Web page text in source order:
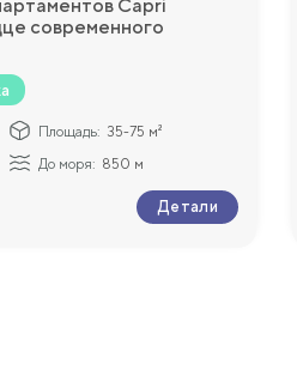
Capri
современного
Площадь: 35-75 м²
До моря: 850 м
Детали